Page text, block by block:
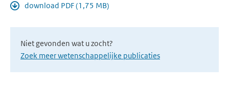
download PDF (1,75 MB)
Niet gevonden wat u zocht?
Zoek meer wetenschappelijke publicaties